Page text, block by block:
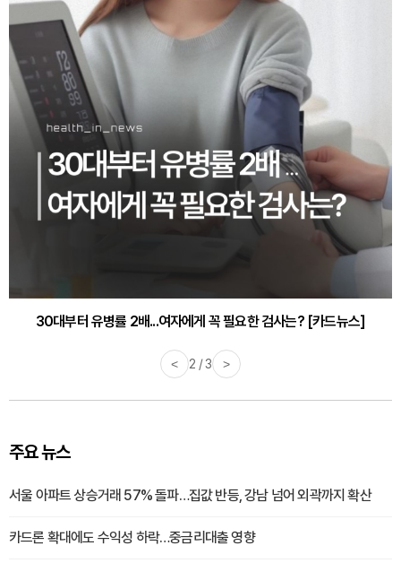
30대부터 유병률 2배...여자에게 꼭 필요한 검사는? [카드뉴스]
< 2 / 3 >
주요 뉴스
서울 아파트 상승거래 57% 돌파…집값 반등, 강남 넘어 외곽까지 확산
카드론 확대에도 수익성 하락…중금리대출 영향